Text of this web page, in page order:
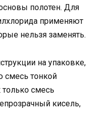
полотен. Для
применяют
нельзя заменять.
на упаковке,
смесь тонкой
смесь
кисель,